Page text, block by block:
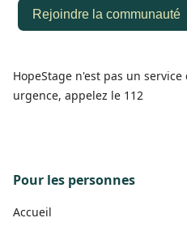
HopeStage n'est pas un
urgence, appelez le 112
Pour les personnes
Accueil